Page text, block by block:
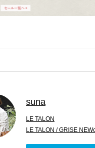
suna
LE TALON
LE TALON / GRISE